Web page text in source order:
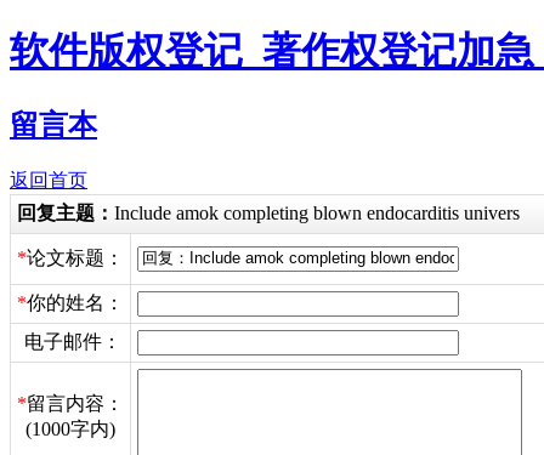
软件版权登记_著作权登记加
留言本
返回首页
回复主题： Include amok completing blown endocarditis univers
*论文标题：
*你的姓名：
电子邮件：
*留言内容：
(1000字内)